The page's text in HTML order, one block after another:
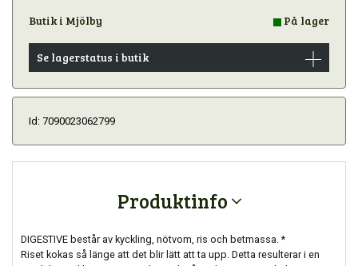
Butik i Mjölby På lager
Se lagerstatus i butik
Id: 7090023062799
Produktinfo
DIGESTIVE består av kyckling, nötvom, ris och betmassa. *
Riset kokas så länge att det blir lätt att ta upp. Detta resulterar i en